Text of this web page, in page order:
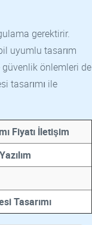
gerektirir.
uyumlu tasarım
güvenlik önlemleri de
tasarımı ile
Fiyatı İletişim
Tasarımı